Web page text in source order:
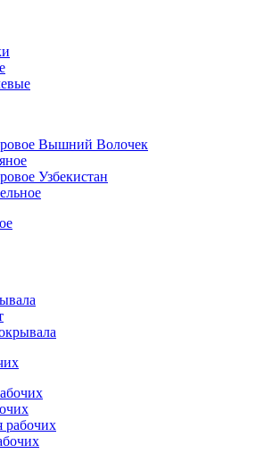
Вышний Волочек
Узбекистан
рабочих